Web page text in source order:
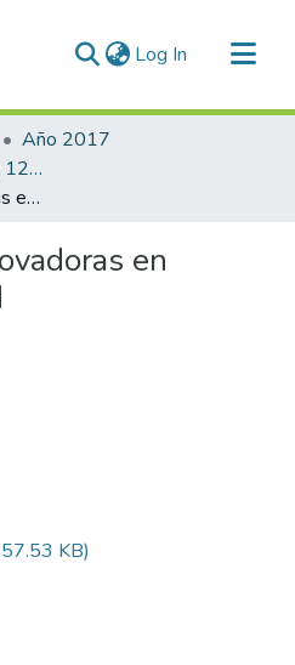
Log In (current)
Año 2017
Revista ISALUD, 2017, 12(58)
Experiencias innovadoras en gestión de salud
en
KB)